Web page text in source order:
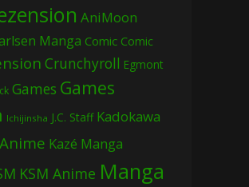
AniMoon
Manga Comic Comic
Crunchyroll Egmont
Games Games
Ichijinsha J.C. Staff Kadokawa
Kazé Manga
KSM Anime Manga